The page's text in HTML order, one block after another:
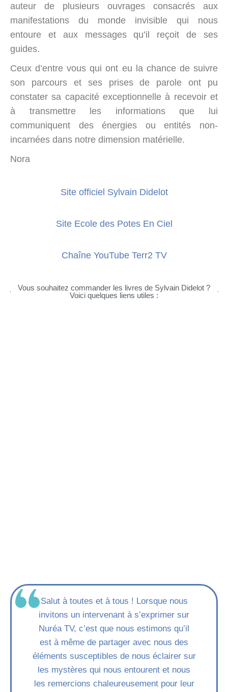
auteur de plusieurs ouvrages consacrés aux
manifestations du monde invisible qui nous
entoure et aux messages qu’il reçoit de ses
guides.
Ceux d’entre vous qui ont eu la chance de suivre
son parcours et ses prises de parole ont pu
constater sa capacité exceptionnelle à recevoir et
à transmettre les informations que lui
communiquent des énergies ou entités non-
incarnées dans notre dimension matérielle.
Nora
Site officiel Sylvain Didelot
Site Ecole des Potes En Ciel
Chaîne YouTube Terr2 TV
Vous souhaitez commander les livres de Sylvain Didelot ?
Voici quelques liens utiles :
Salut à toutes et à tous ! Lorsque nous
invitons un intervenant à s’exprimer sur
Nuréa TV, c’est que nous estimons qu’il
est à même de partager avec nous des
éléments susceptibles de nous éclairer sur
les mystères qui nous entourent et nous
les remercions chaleureusement pour leur